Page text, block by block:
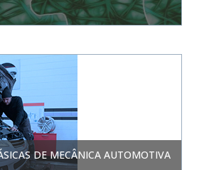
DE MECÂNICA AUTOMOTIVA